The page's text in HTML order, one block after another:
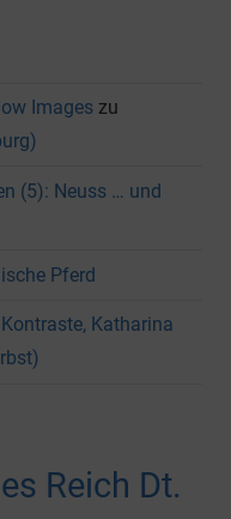
Images zu
(5): Neuss … und
Pferd
Katharina
Reich Dt.